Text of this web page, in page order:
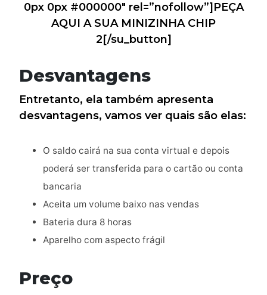
0px 0px #000000″ rel=”nofollow”]PEÇA
AQUI A SUA MINIZINHA CHIP
2[/su_button]
Desvantagens
Entretanto, ela também apresenta
desvantagens, vamos ver quais são elas:
O saldo cairá na sua conta virtual e depois
poderá ser transferida para o cartão ou conta
bancaria
Aceita um volume baixo nas vendas
Bateria dura 8 horas
Aparelho com aspecto frágil
Preço